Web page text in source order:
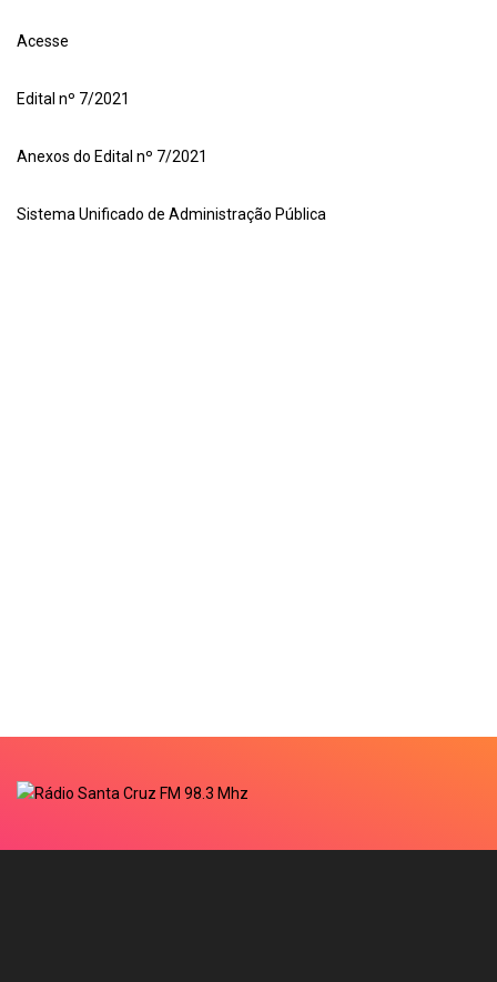
Acesse
Edital nº 7/2021
Anexos do Edital nº 7/2021
Sistema Unificado de Administração Pública